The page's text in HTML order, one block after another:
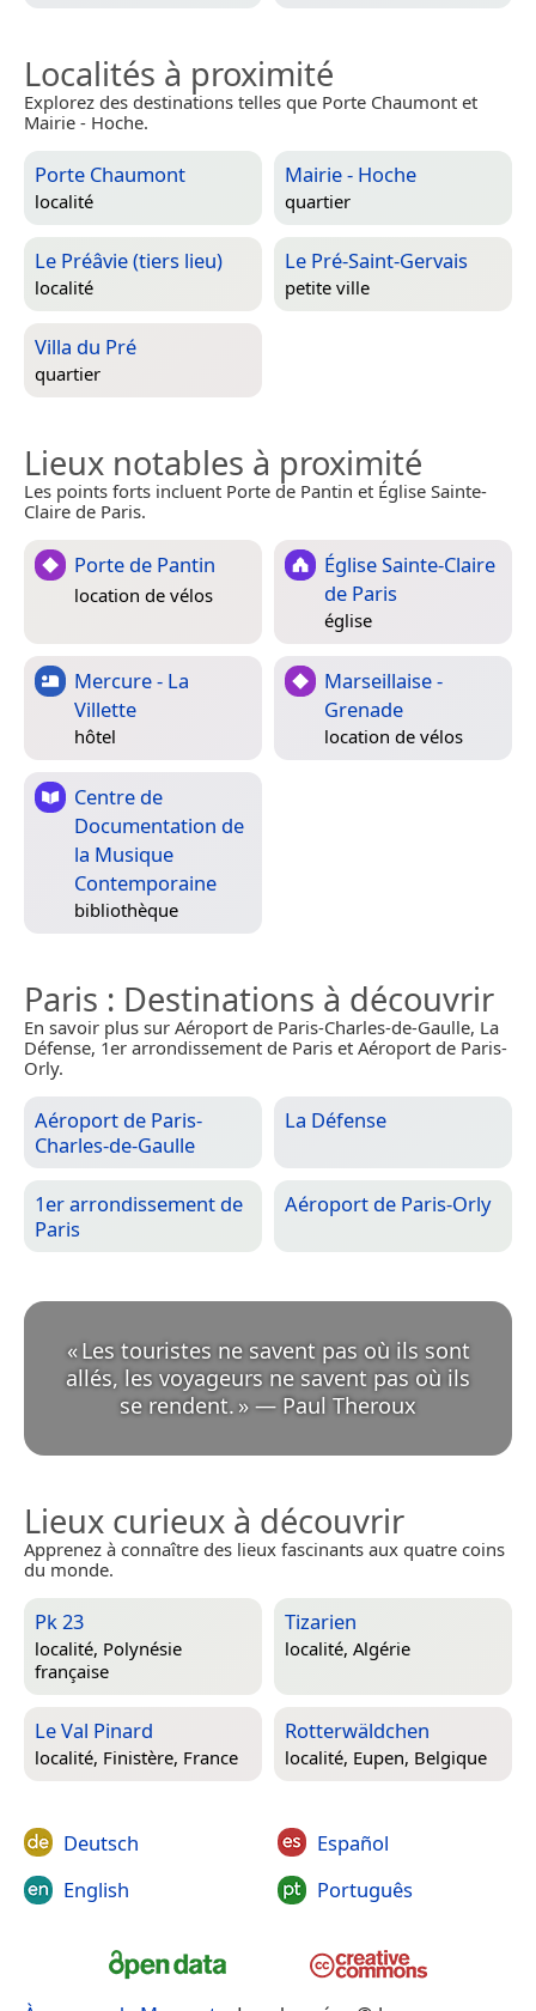
Localités à proximité
Explorez des destinations telles que Porte Chaumont et
Mairie - Hoche.
Porte Chaumont
localité
Mairie - Hoche
quartier
Le Préâvie (tiers lieu)
localité
Le Pré-Saint-Gervais
petite ville
Villa du Pré
quartier
Lieux notables à proximité
Les points forts incluent Porte de Pantin et Église Sainte-
Claire de Paris.
Porte de Pantin
location de vélos
Église Sainte-Claire
de Paris
église
Mercure - La
Villette
hôtel
Marseillaise -
Grenade
location de vélos
Centre de
Documentation de
la Musique
Contemporaine
bibliothèque
Paris : Destinations à découvrir
En savoir plus sur Aéroport de Paris-Charles-de-Gaulle, La
Défense, 1er arrondissement de Paris et Aéroport de Paris-
Orly.
Aéroport de Paris-
Charles-de-Gaulle
La Défense
1er arrondissement de
Paris
Aéroport de Paris-Orly
«Les touristes ne savent pas où ils sont
allés, les voyageurs ne savent pas où ils
se rendent. » — Paul Theroux
Lieux curieux à découvrir
Apprenez à connaître des lieux fascinants aux quatre coins
du monde.
Pk 23
localité, Polynésie
française
Tizarien
localité, Algérie
Le Val Pinard
localité, Finistère, France
Rotterwäldchen
localité, Eupen, Belgique
Deutsch
English
Español
Português